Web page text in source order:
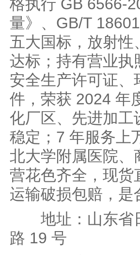
格执行 GB 6566-
量》、GB/T
五大国标，放射
达标；持有营业执
安全生产许可证
件，荣获 2024 年
化厂区、先进加工
稳定；7 年服务上
北大学附属医院、
营花色齐全，现货
运输破损包赔，
地址：山东省
路 19 号